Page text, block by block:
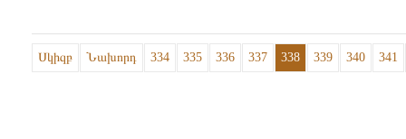
Սկիզբ Նախորդ 334 335 336 337 338 339 340 341